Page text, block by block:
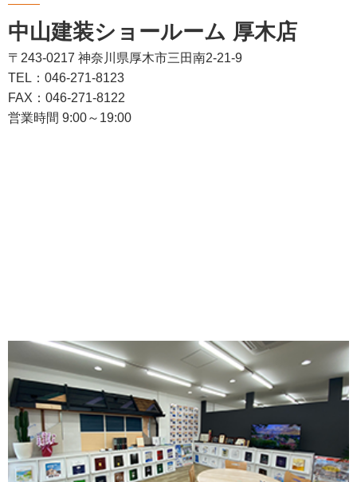
中山建装ショールーム 厚木店
〒243-0217 神奈川県厚木市三田南2-21-9
TEL：046-271-8123
FAX：046-271-8122
営業時間 9:00～19:00